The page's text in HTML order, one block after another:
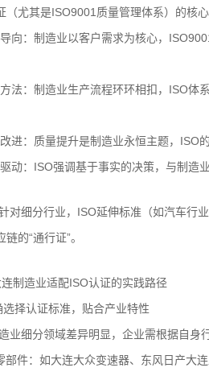
（尤其是ISO9001质量管理体系）的核
向：制造业以客户需求为核心，
法：制造业生产流程环环相扣，ISO体
进：质量提升是制造业永恒主题，ISO
动：ISO强调基于事实的决策，与制造
对细分行业，ISO延伸标准（如汽车行
的“通行证”。
连制造业适配ISO认证的实践路径
选择认证标准，贴合产业特性
业细分领域差异明显，企业需根据自身
部件：如大连大众变速器、东风日产大